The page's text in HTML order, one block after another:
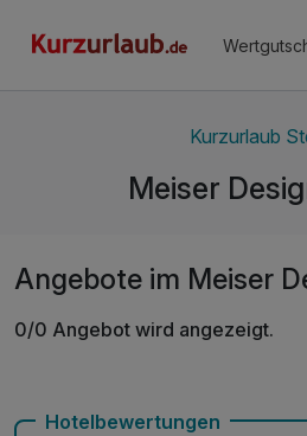
Kurzurlaub
Meiser
Angebote im Meiser
0/0 Angebot wird angezeigt.
Hotelbewertungen